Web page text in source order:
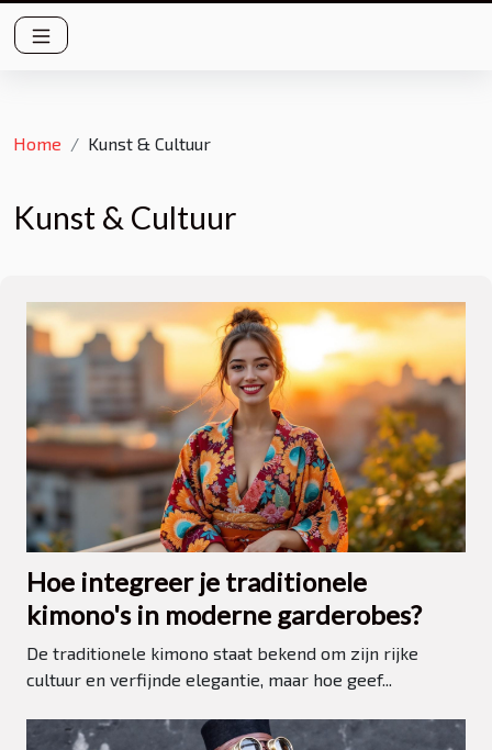
Home Kunst & Cultuur
Kunst & Cultuur
Hoe integreer je traditionele
kimono's in moderne garderobes?
De traditionele kimono staat bekend om zijn rijke
cultuur en verfijnde elegantie, maar hoe geef...